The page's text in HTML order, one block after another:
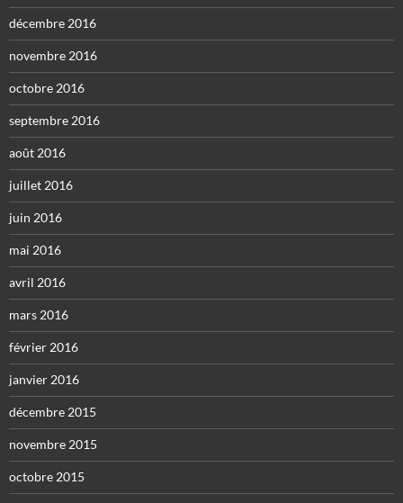
décembre 2016
novembre 2016
octobre 2016
septembre 2016
août 2016
juillet 2016
juin 2016
mai 2016
avril 2016
mars 2016
février 2016
janvier 2016
décembre 2015
novembre 2015
octobre 2015